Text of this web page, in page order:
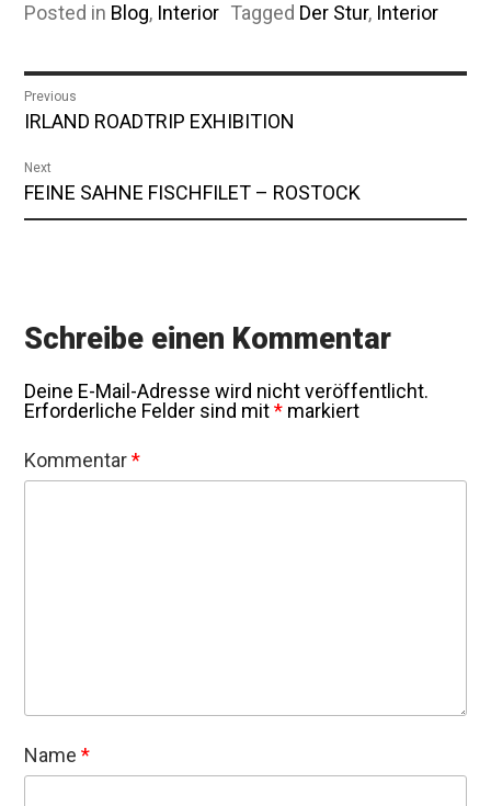
Posted in Blog, Interior Tagged Der Stur, Interior
Beitragsnavigation
Previous
Previous
IRLAND ROADTRIP EXHIBITION
Next
Next
post:
FEINE SAHNE FISCHFILET – ROSTOCK
Schreibe einen Kommentar
Deine E-Mail-Adresse wird nicht veröffentlicht.
Erforderliche Felder sind mit* markiert
Kommentar*
Name*